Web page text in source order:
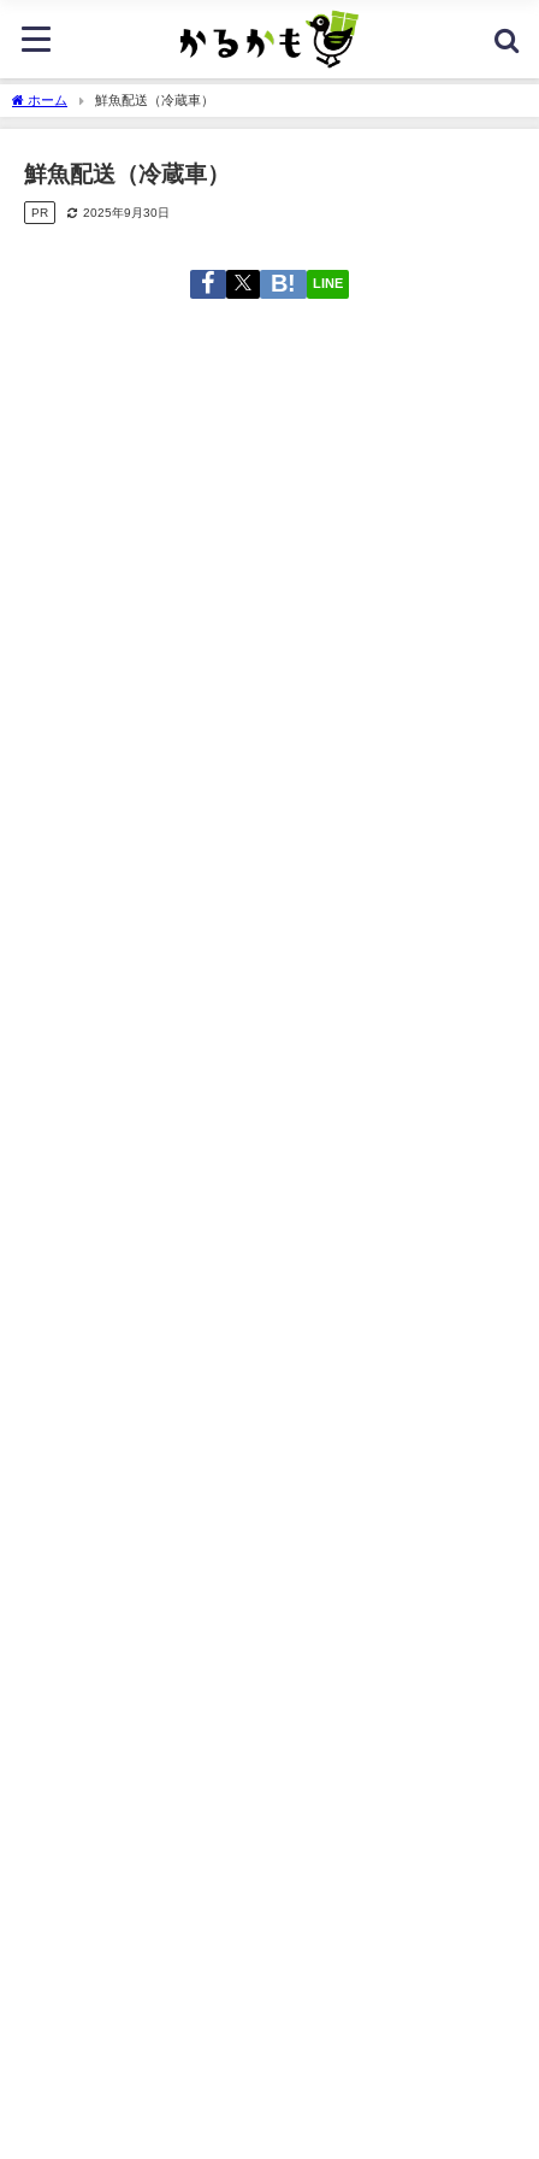
ホーム 鮮魚配送（冷蔵車）
鮮魚配送（冷蔵車）
PR 2025年9月30日
LINE